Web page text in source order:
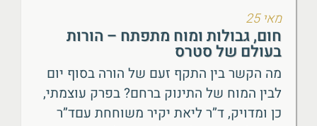
מאי 25
חום, גבולות ומוח מתפתח – הורות
בעולם של סטרס
מה הקשר בין התקף זעם של הורה בסוף יום
לבין המוח של התינוק ברחם? בפרק עוצמתי,
כן ומדויק, ד”ר ליאת יקיר משוחחת עםד”ר